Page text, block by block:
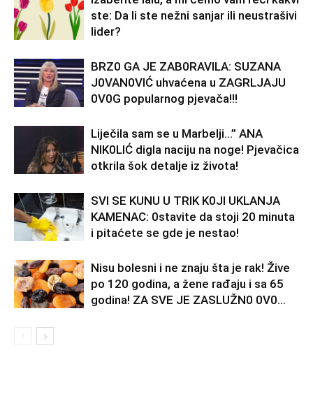
ste: Da li ste nežni sanjar ili neustrašivi
lider?
BRZ0 GA JE ZAB0RAVlLA: SUZANA
J0VAN0VIĆ uhvaćena u ZAGRLJAJU
0V0G popularnog pjevača!!!
Liječila sam se u Marbelji…” ANA
NlK0LlĆ digla naciju na noge! Pjevačica
otkrila šok detalje iz života!
SVl SE KUNU U TRlK K0Jl UKLANJA
KAMENAC: 0stavite da stoji 20 minuta
i pitaćete se gde je nestao!
Nisu bolesni i ne znaju šta je rak! Žive
po 120 godina, a žene rađaju i sa 65
godina! ZA SVE JE ZASLUŽN0 0V0...